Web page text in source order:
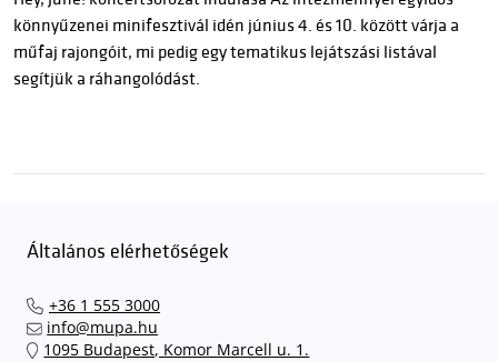
könnyűzenei minifesztivál idén június 4. és 10. között várja a
műfaj rajongóit, mi pedig egy tematikus lejátszási listával
segítjük a ráhangolódást.
Általános elérhetőségek
+36 1 555 3000
info@mupa.hu
1095 Budapest, Komor Marcell u. 1.